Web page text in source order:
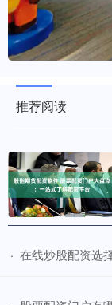
推荐阅读
· 在线炒股配资选